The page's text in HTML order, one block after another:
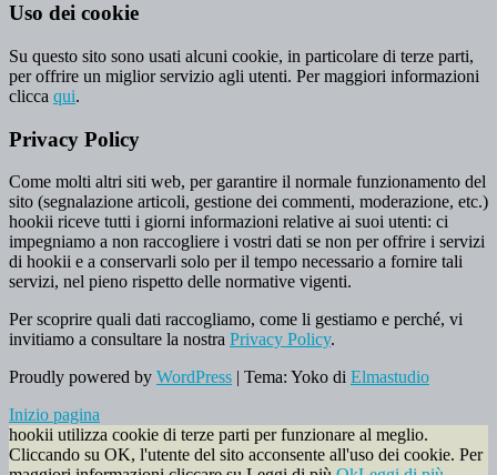
Uso dei cookie
Su questo sito sono usati alcuni cookie, in particolare di terze parti,
per offrire un miglior servizio agli utenti. Per maggiori informazioni
clicca qui.
Privacy Policy
Come molti altri siti web, per garantire il normale funzionamento del
sito (segnalazione articoli, gestione dei commenti, moderazione, etc.)
hookii riceve tutti i giorni informazioni relative ai suoi utenti: ci
impegniamo a non raccogliere i vostri dati se non per offrire i servizi
di hookii e a conservarli solo per il tempo necessario a fornire tali
servizi, nel pieno rispetto delle normative vigenti.
Per scoprire quali dati raccogliamo, come li gestiamo e perché, vi
invitiamo a consultare la nostra Privacy Policy.
Proudly powered by WordPress | Tema: Yoko di Elmastudio
Inizio pagina
hookii utilizza cookie di terze parti per funzionare al meglio.
Cliccando su OK, l'utente del sito acconsente all'uso dei cookie. Per